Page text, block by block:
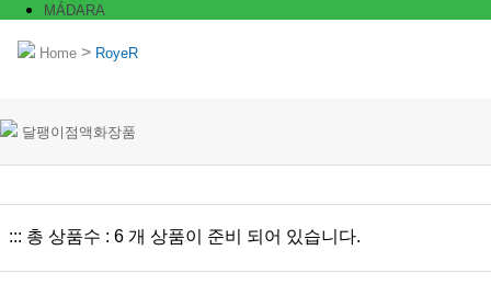
MÁDARA
Home > RoyeR
달팽이점액화장품
::: 총 상품수 : 6 개 상품이 준비 되어 있습니다.